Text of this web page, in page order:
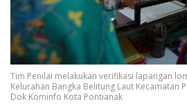
Tim Penilai melakukan verifikasi lapangan
Kelurahan Bangka Belitung Laut Kecamatan
Dok Kominfo Kota Pontianak